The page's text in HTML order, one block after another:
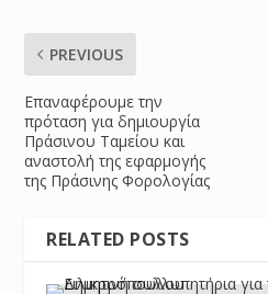
PREVIOUS
Επαναφέρουμε την
πρόταση για δημιουργία
Πράσινου Ταμείου και
αναστολή της εφαρμογής
της Πράσινης Φορολογίας
RELATED POSTS